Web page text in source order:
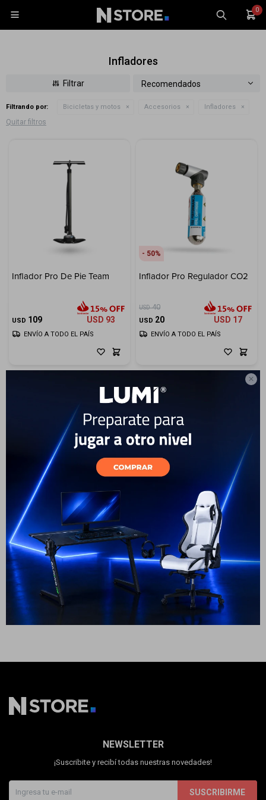

0

Infladores
Recomendados
Filtrando por: Bicicletas y motos Accesorios Infladores
Quitar filtros
Inflador Pro De Pie Team
USD 109 USD 93
ENVÍO A TODO EL PAÍS
50
Inflador Pro Regulador CO2
USD 40
USD 20 USD 17
ENVÍO A TODO EL PAÍS
Inflador Pro Mini
Compactc/Manguera Pres
USD 23 USD20
ENVÍO A TODO EL PAÍS
NEWSLETTER
¡Suscribite y recibí todas nuestras novedades!
SUSCRIBIRME
Marcas
Cuenta
Tiendas